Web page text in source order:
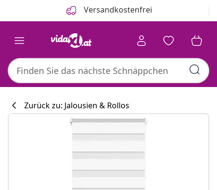
Versandkostenfrei
Zurück zu: Jalousien & Rollos